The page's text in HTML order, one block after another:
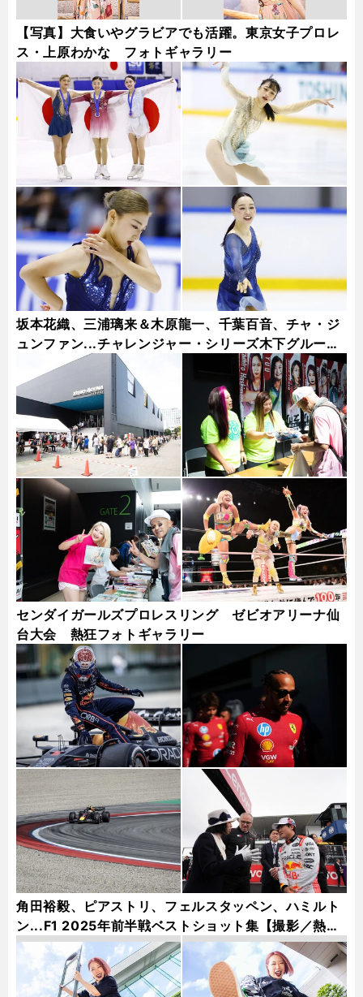
【写真】大食いやグラビアでも活躍。東京女子プロレ
ス・上原わかな フォトギャラリー
坂本花織、三浦璃来＆木原龍一、千葉百音、チャ・ジ
ュンファン...チャレンジャー・シリーズ木下グループ
杯フォトギャラリー
センダイガールズプロレスリング ゼビオアリーナ仙
台大会 熱狂フォトギャラリー
角田裕毅、ピアストリ、フェルスタッペン、ハミルト
ン...F1 2025年前半戦ベストショット集【撮影／熱田
護＆桜井淳雄】